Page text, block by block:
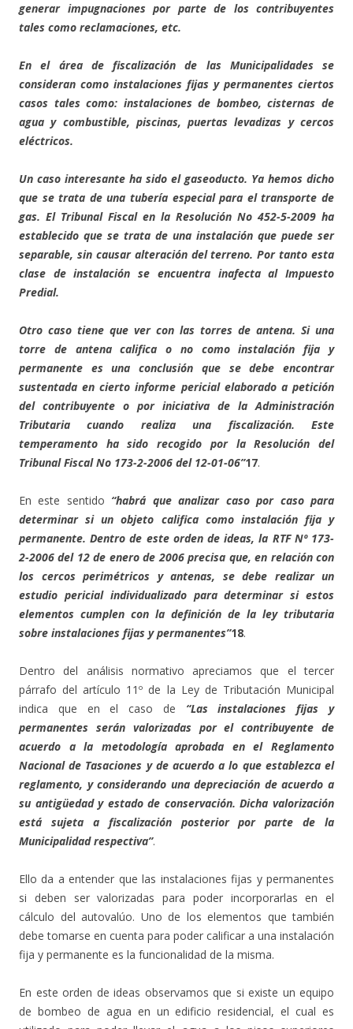
generar impugnaciones por parte de los contribuyentes
tales como reclamaciones, etc.
En el área de fiscalización de las Municipalidades se
consideran como instalaciones fijas y permanentes ciertos
casos tales como: instalaciones de bombeo, cisternas de
agua y combustible, piscinas, puertas levadizas y cercos
eléctricos.
Un caso interesante ha sido el gaseoducto. Ya hemos dicho
que se trata de una tubería especial para el transporte de
gas. El Tribunal Fiscal en la Resolución No 452-5-2009 ha
establecido que se trata de una instalación que puede ser
separable, sin causar alteración del terreno. Por tanto esta
clase de instalación se encuentra inafecta al Impuesto
Predial.
Otro caso tiene que ver con las torres de antena. Si una
torre de antena califica o no como instalación fija y
permanente es una conclusión que se debe encontrar
sustentada en cierto informe pericial elaborado a petición
del contribuyente o por iniciativa de la Administración
Tributaria cuando realiza una fiscalización. Este
temperamento ha sido recogido por la Resolución del
Tribunal Fiscal No 173-2-2006 del 12-01-06”17.
En este sentido “habrá que analizar caso por caso para
determinar si un objeto califica como instalación fija y
permanente. Dentro de este orden de ideas, la RTF Nº 173-
2-2006 del 12 de enero de 2006 precisa que, en relación con
los cercos perimétricos y antenas, se debe realizar un
estudio pericial individualizado para determinar si estos
elementos cumplen con la definición de la ley tributaria
sobre instalaciones fijas y permanentes”18.
Dentro del análisis normativo apreciamos que el tercer
párrafo del artículo 11º de la Ley de Tributación Municipal
indica que en el caso de “Las instalaciones fijas y
permanentes serán valorizadas por el contribuyente de
acuerdo a la metodología aprobada en el Reglamento
Nacional de Tasaciones y de acuerdo a lo que establezca el
reglamento, y considerando una depreciación de acuerdo a
su antigüedad y estado de conservación. Dicha valorización
está sujeta a fiscalización posterior por parte de la
Municipalidad respectiva”.
Ello da a entender que las instalaciones fijas y permanentes
si deben ser valorizadas para poder incorporarlas en el
cálculo del autovalúo. Uno de los elementos que también
debe tomarse en cuenta para poder calificar a una instalación
fija y permanente es la funcionalidad de la misma.
En este orden de ideas observamos que si existe un equipo
de bombeo de agua en un edificio residencial, el cual es